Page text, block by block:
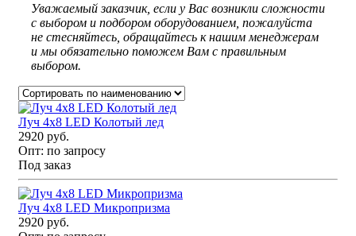
Уважаемый заказчик, если у Вас возникли сложности
с выбором и подбором оборудованием, пожалуйста
не стесняйтесь, обращайтесь к нашим менеджерам
и мы обязательно поможем Вам с правильным
выбором.
Луч 4х8 LED Колотый лед
2920 руб.
Опт: по запросу
Под заказ
Луч 4х8 LED Микропризма
2920 руб.